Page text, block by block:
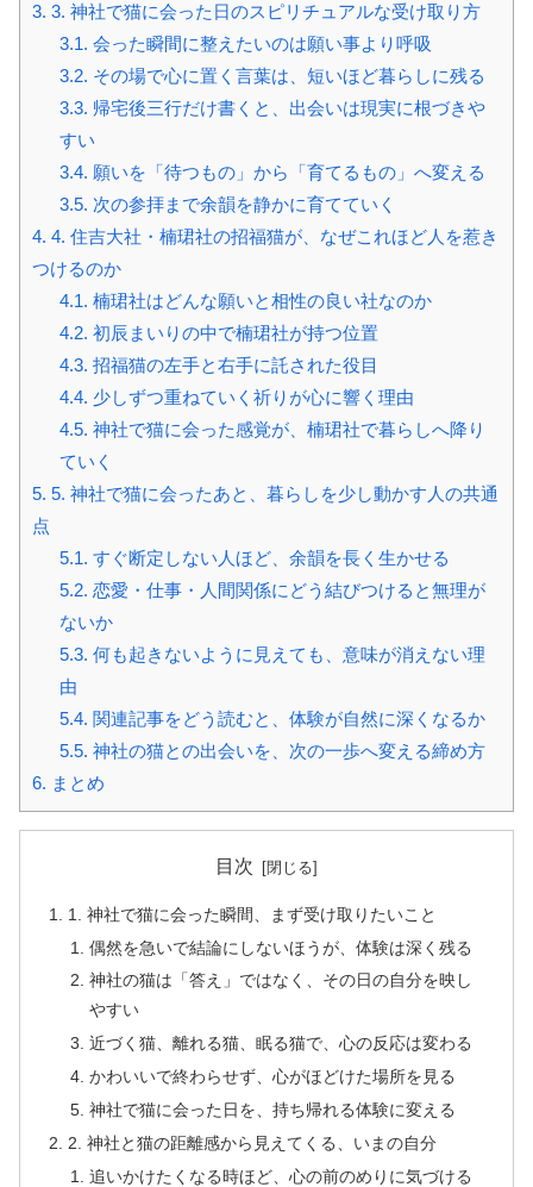
3. 3. 神社で猫に会った日のスピリチュアルな受け取り方
3.1. 会った瞬間に整えたいのは願い事より呼吸
3.2. その場で心に置く言葉は、短いほど暮らしに残る
3.3. 帰宅後三行だけ書くと、出会いは現実に根づきや
すい
3.4. 願いを「待つもの」から「育てるもの」へ変える
3.5. 次の参拝まで余韻を静かに育てていく
4. 4. 住吉大社・楠珺社の招福猫が、なぜこれほど人を惹き
つけるのか
4.1. 楠珺社はどんな願いと相性の良い社なのか
4.2. 初辰まいりの中で楠珺社が持つ位置
4.3. 招福猫の左手と右手に託された役目
4.4. 少しずつ重ねていく祈りが心に響く理由
4.5. 神社で猫に会った感覚が、楠珺社で暮らしへ降り
ていく
5. 5. 神社で猫に会ったあと、暮らしを少し動かす人の共通
点
5.1. すぐ断定しない人ほど、余韻を長く生かせる
5.2. 恋愛・仕事・人間関係にどう結びつけると無理が
ないか
5.3. 何も起きないように見えても、意味が消えない理
由
5.4. 関連記事をどう読むと、体験が自然に深くなるか
5.5. 神社の猫との出会いを、次の一歩へ変える締め方
6. まとめ
目次
1. 神社で猫に会った瞬間、まず受け取りたいこと
偶然を急いで結論にしないほうが、体験は深く残る
神社の猫は「答え」ではなく、その日の自分を映し
やすい
近づく猫、離れる猫、眠る猫で、心の反応は変わる
かわいいで終わらせず、心がほどけた場所を見る
神社で猫に会った日を、持ち帰れる体験に変える
2. 神社と猫の距離感から見えてくる、いまの自分
追いかけたくなる時ほど、心の前のめりに気づける